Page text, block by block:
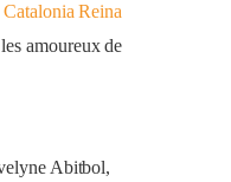
Reina
amoureux de
Abitbol,